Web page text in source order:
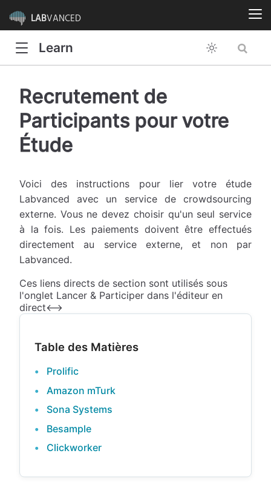
LABVANCED
Learn
Recrutement de
Participants pour votre
Étude
Voici des instructions pour lier votre étude
Labvanced avec un service de crowdsourcing
externe. Vous ne devez choisir qu'un seul service
à la fois. Les paiements doivent être effectués
directement au service externe, et non par
Labvanced.
Ces liens directs de section sont utilisés sous
l'onglet Lancer & Participer dans l'éditeur en
direct<-->
Table des Matières
Prolific
Amazon mTurk
Sona Systems
Besample
Clickworker